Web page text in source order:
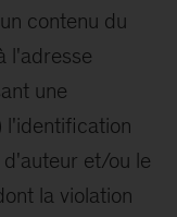
contenu du
l'adresse
une
l'identification
et/ou le
la violation